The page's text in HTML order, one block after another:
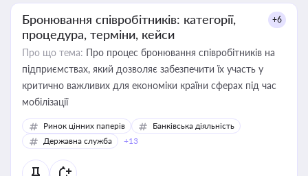
Бронювання співробітників: категорії,
процедура, терміни, кейси
+6
Про що тема: Про процес бронювання співробітників на
підприємствах, який дозволяє забезпечити їх участь у
критично важливих для економіки країни сферах під час
мобілізації
Ринок цінних паперів
Банківська діяльність
Державна служба
+13